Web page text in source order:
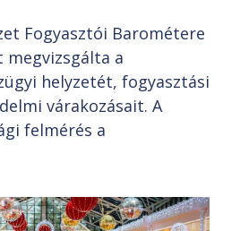
Fogyasztói Barométere
megvizsgálta a
helyzetét, fogyasztási
várakozásait. A
felmérés a